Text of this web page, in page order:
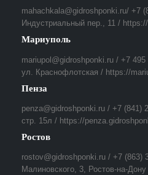
mahachkala@gidroshponki.ru/ +7
Индустриальный пер., 11 /
Мариуполь
mariupol@gidroshponki.ru / +7
ул. Краснофлотская / https://
Пенза
penza@gidroshponki.ru / +7 (841)
стр. 15л / https://
Ростов
rostov@gidroshponki.ru / +7 (863)
Малиновского, 3, Ростов-на-